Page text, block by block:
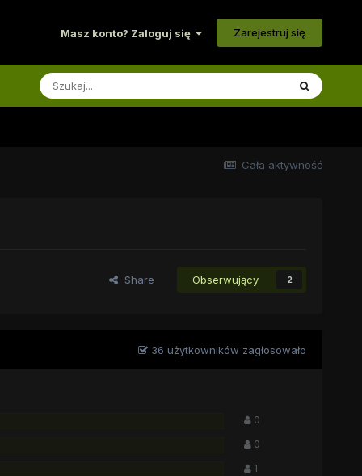
Masz konto? Zaloguj się Zarejestruj się
Cała aktywność
Share Obserwujący 2
36 użytkowników zagłosowało
0
0
1